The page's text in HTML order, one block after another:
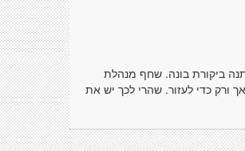
ביקורת בונה. שחף מנהלת
ורק כדי לעזור. שהרי לכך יש את